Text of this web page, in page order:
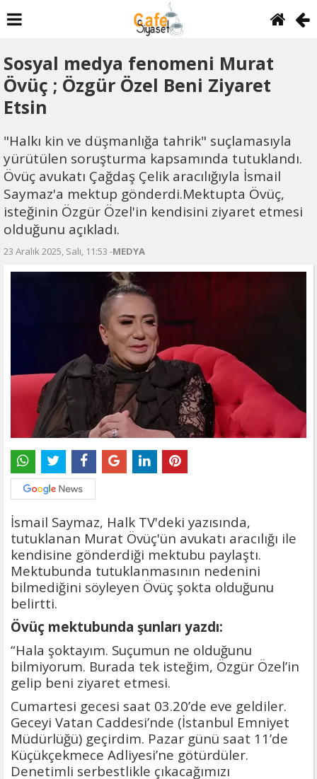
Sosyal medya fenomeni Murat
Övüç ; Özgür Özel Beni Ziyaret
Etsin
"Halkı kin ve düşmanlığa tahrik" suçlamasıyla
yürütülen soruşturma kapsamında tutuklandı.
Övüç avukatı Çağdaş Çelik aracılığıyla İsmail
Saymaz'a mektup gönderdi.Mektupta Övüç,
isteğinin Özgür Özel'in kendisini ziyaret etmesi
olduğunu açıkladı.
23 Aralık 2025, Salı, 11:53 -MEDYA
İsmail Saymaz, Halk TV'deki yazısında,
tutuklanan Murat Övüç'ün avukatı aracılığı ile
kendisine gönderdiği mektubu paylaştı.
Mektubunda tutuklanmasının nedenini
bilmediğini söyleyen Övüç şokta olduğunu
belirtti.
Övüç mektubunda şunları yazdı:
“Hala şoktayım. Suçumun ne olduğunu
bilmiyorum. Burada tek isteğim, Özgür Özel’in
gelip beni ziyaret etmesi.
Cumartesi gecesi saat 03.20’de eve geldiler.
Geceyi Vatan Caddesi’nde (İstanbul Emniyet
Müdürlüğü) geçirdim. Pazar günü saat 11’de
Küçükçekmece Adliyesi’ne götürdüler.
Denetimli serbestlikle çıkacağımızı